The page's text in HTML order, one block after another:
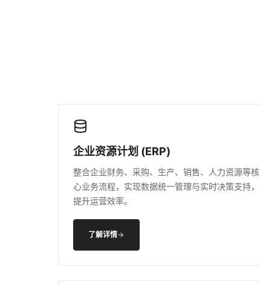
企业资源计划 (ERP)
整合企业财务、采购、生产、销售、人力资源等核
心业务流程，实现数据统一管理与实时决策支持，
提升运营效率。
了解详情